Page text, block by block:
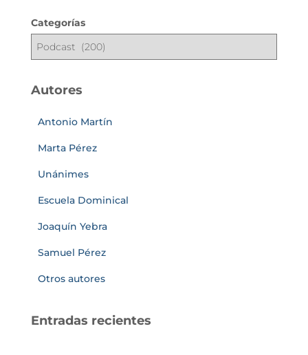
Categorías
Autores
Antonio Martín
Marta Pérez
Unánimes
Escuela Dominical
Joaquín Yebra
Samuel Pérez
Otros autores
Entradas recientes